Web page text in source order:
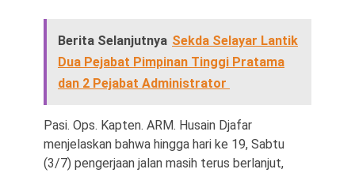
Berita Selanjutnya Sekda Selayar Lantik
Dua Pejabat Pimpinan Tinggi Pratama
dan 2 Pejabat Administrator
Pasi. Ops. Kapten. ARM. Husain Djafar
menjelaskan bahwa hingga hari ke 19, Sabtu
(3/7) pengerjaan jalan masih terus berlanjut,